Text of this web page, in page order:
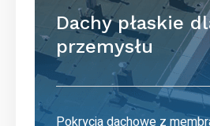
Dachy płaskie
przemysłu